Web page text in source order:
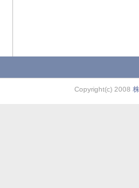
Copyright(c) 2008